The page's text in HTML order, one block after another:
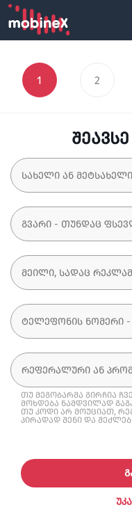
1 2
თუ მეგობარმა გირჩია
მოხდება ნამდვილად
თუ კოდი არ მოუციათ,
პირადად შენი და